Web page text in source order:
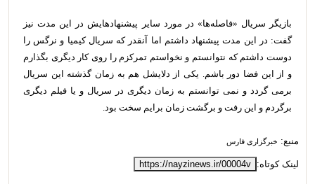
بازیگر سریال «فاصله‌ها» در مورد سایر پیشنهادهایش در این مدت نیز
گفت: در این مدت پیشنهاد داشتم اما آنقدر که سریال کیمیا و نرگس را
دوست داشتم که نتوانستم و نخواستم تمرکزم را روی کار دیگری بگذارم
و از این فضا دور باشم. یکی از دلایشل هم به زمان گذشته این سریال
برمی گردد و نمی توانستم به زمان دیگری در سریال و یا فیلم دیگری
برگردم و این رفت و برگشت زمان برایم سخت بود.
منبع: خبرگزاری فارس
لینک کوتاه: https://nayzinews.ir/00004v